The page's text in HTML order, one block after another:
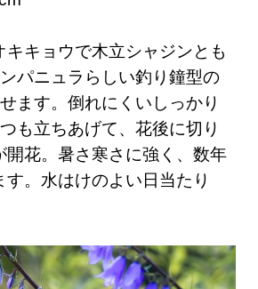
キキョウで木立シャジンとも
パニュラらしい釣り鐘型の
ます。倒れにくいしっかり
も立ちあげて、花後に切り
開花。暑さ寒さに強く、数年
す。水はけのよい日当たり